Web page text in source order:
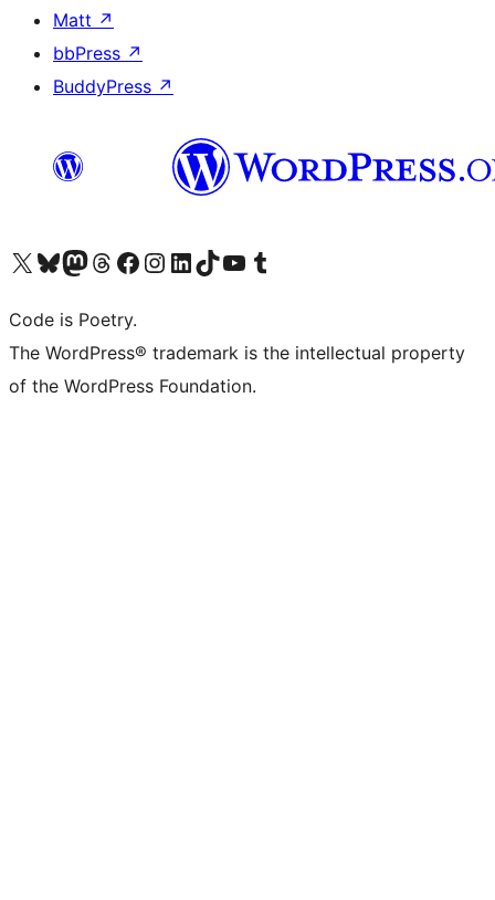
Matt ↗
bbPress ↗
BuddyPress ↗
Bezoek ons X (voorheen Twitter) account
Bezoek onze Bluesky account
Bezoek ons Mastodon account
Bezoek onze Threads account
Onze Facebookpagina bezoeken
Bezoek onze Instagram account
Bezoek onze LinkedIn account
Bezoek onze TikTok account
Bezoek ons YouTube kanaalBezoek onze Tumblr account
Code is Poetry.
The WordPress® trademark is the intellectual property
of the WordPress Foundation.